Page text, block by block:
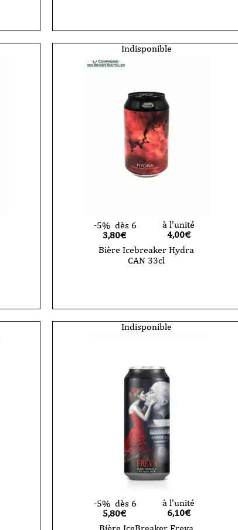
Indisponible
-5% dès 6
3,80€
à l'unité
4,00€
Bière Icebreaker Hydra
CAN 33cl
Indisponible
-5% dès 6
5,80€
à l'unité
6,10€